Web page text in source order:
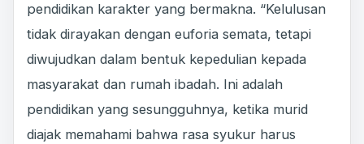
pendidikan karakter yang bermakna. “Kelulusan
tidak dirayakan dengan euforia semata, tetapi
diwujudkan dalam bentuk kepedulian kepada
masyarakat dan rumah ibadah. Ini adalah
pendidikan yang sesungguhnya, ketika murid
diajak memahami bahwa rasa syukur harus